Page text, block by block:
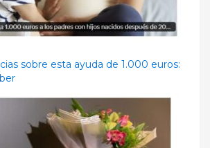
sobre esta ayuda de 1.000 euros: